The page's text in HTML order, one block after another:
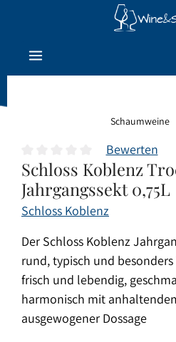
Zum Hauptinhalt springen
Schaumweine
Durchschnittliche Bewertung
Bewerten
Schloss Koblenz
Jahrgangssekt 0,75L
Schloss Koblenz
Der Schloss Koblenz
rund, typisch und
frisch und lebendig,
harmonisch mit
ausgewogener Dossage